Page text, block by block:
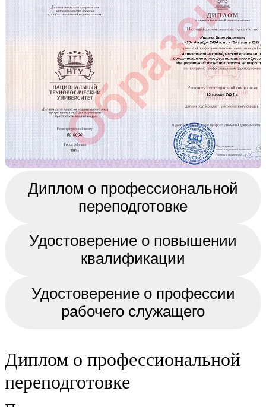
Диплом о профессиональной
переподготовке
Удостоверение о повышении
квалификации
Удостоверение о профессии
рабочего служащего
Диплом о профессиональной
переподготовке